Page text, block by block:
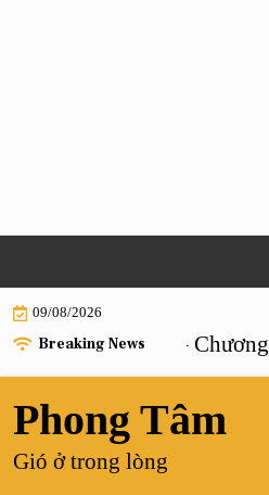
to
content
09/08/2026
Breaking News
NHƯ ANH – Chương 61 |
Phong Tâm
Gió ở trong lòng